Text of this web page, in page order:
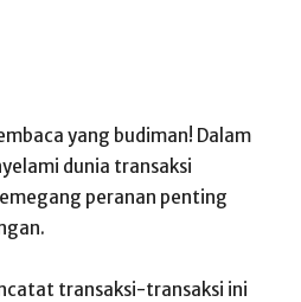
yang budiman! Dalam
dunia transaksi
peranan penting
transaksi-transaksi ini